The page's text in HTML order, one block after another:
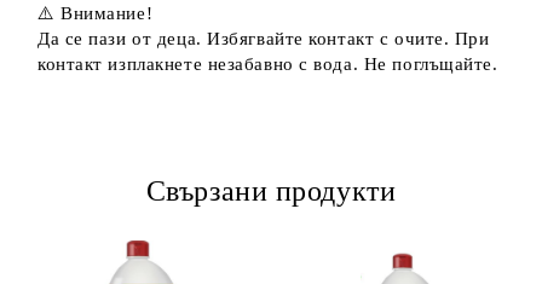
⚠️ Внимание!
Да се пази от деца. Избягвайте контакт с очите. При
контакт изплакнете незабавно с вода. Не поглъщайте.
Свързани продукти